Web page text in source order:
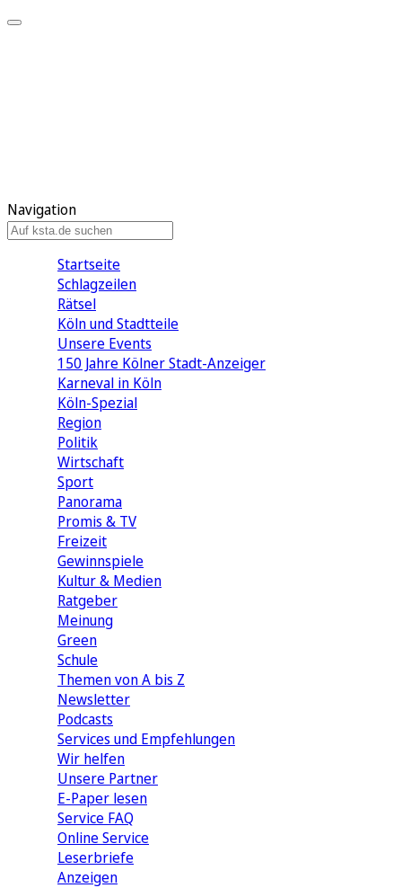
Navigation
Startseite
Schlagzeilen
Rätsel
Köln und Stadtteile
Unsere Events
150 Jahre Kölner Stadt-Anzeiger
Karneval in Köln
Köln-Spezial
Region
Politik
Wirtschaft
Sport
Panorama
Promis & TV
Freizeit
Gewinnspiele
Kultur & Medien
Ratgeber
Meinung
Green
Schule
Themen von A bis Z
Newsletter
Podcasts
Services und Empfehlungen
Wir helfen
Unsere Partner
E-Paper lesen
Service FAQ
Online Service
Leserbriefe
Anzeigen